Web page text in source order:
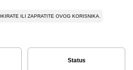
ILI ZAPRATITE OVOG KORISNIKA.
Status